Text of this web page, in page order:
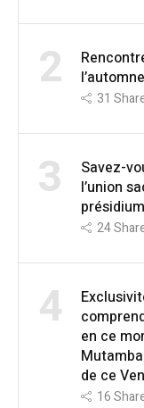
2 31
3
Savez-
l’union
24
4
en ce
de ce
16